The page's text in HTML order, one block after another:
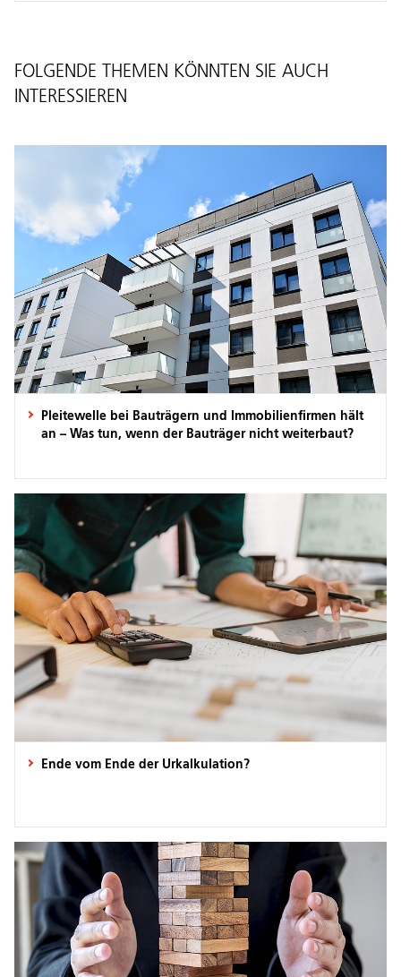
FOLGENDE THEMEN KÖNNTEN SIE AUCH
INTERESSIEREN
Pleitewelle bei Bauträgern und Immobilienfirmen hält
an – Was tun, wenn der Bauträger nicht weiterbaut?
Ende vom Ende der Urkalkulation?